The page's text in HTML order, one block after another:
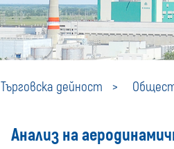
Търговска дейност
Анализ на